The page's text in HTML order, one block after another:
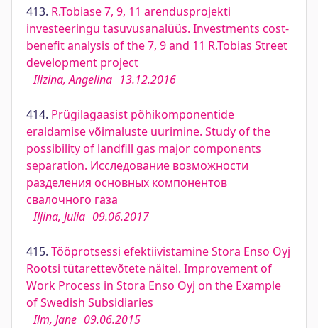
413. R.Tobiase 7, 9, 11 arendusprojekti
investeeringu tasuvusanalüüs. Investments cost-
benefit analysis of the 7, 9 and 11 R.Tobias Street
development project
Ilizina, Angelina 13.12.2016
414. Prügilagaasist põhikomponentide
eraldamise võimaluste uurimine. Study of the
possibility of landfill gas major components
separation. Исследование возможности
разделения основных компонентов
свалочного газа
Iljina, Julia 09.06.2017
415. Tööprotsessi efektiivistamine Stora Enso Oyj
Rootsi tütarettevõtete näitel. Improvement of
Work Process in Stora Enso Oyj on the Example
of Swedish Subsidiaries
Ilm, Jane 09.06.2015